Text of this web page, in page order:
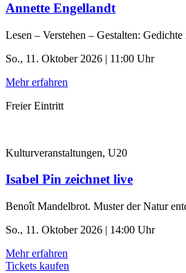
Annette Engellandt
Lesen – Verstehen – Gestalten:
So., 11. Oktober 2026 | 11:00 Uhr
Mehr erfahren
Freier Eintritt
Kulturveranstaltungen, U20
Isabel Pin zeichnet live
Benoît Mandelbrot. Muster der Natur
So., 11. Oktober 2026 | 14:00 Uhr
Mehr erfahren
Tickets kaufen